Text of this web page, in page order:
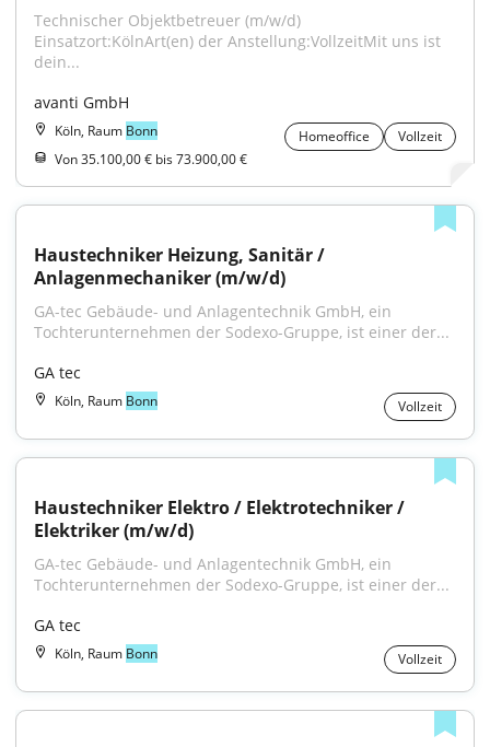
Technischer Objektbetreuer (m/w/d)
Einsatzort:KölnArt(en) der Anstellung:VollzeitMit uns ist
dein...
avanti GmbH
Köln, Raum Bonn Homeoffice
Vollzeit
Von 35.100,00 € bis 73.900,00 €
Haustechniker Heizung, Sanitär /
Anlagenmechaniker (m/w/d)
GA-tec Gebäude- und Anlagentechnik GmbH, ein
Tochterunternehmen der Sodexo-Gruppe, ist einer der...
GA tec
Köln, Raum Bonn Vollzeit
Haustechniker Elektro / Elektrotechniker /
Elektriker (m/w/d)
GA-tec Gebäude- und Anlagentechnik GmbH, ein
Tochterunternehmen der Sodexo-Gruppe, ist einer der...
GA tec
Köln, Raum Bonn Vollzeit